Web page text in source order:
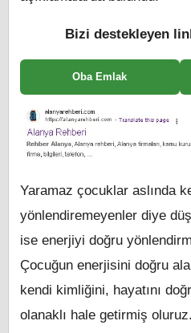
Bizi destekleyen
Oba Emlak
Yaramaz çocuklar aslında
yönlendiremeyenler diye
ise enerjiyi doğru
Çocuğun enerjisini doğru
kendi kimliğini, hayatını
olanaklı hale getirmiş oluruz.